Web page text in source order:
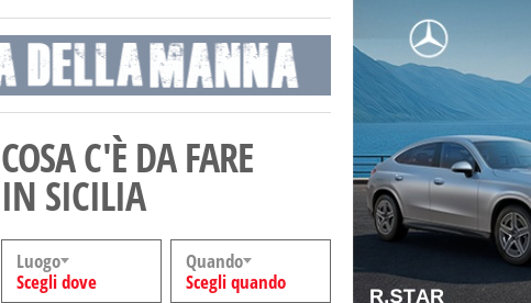
COSA C'È DA FARE
IN SICILIA
Luogo
Scegli dove
Quando
Scegli quando